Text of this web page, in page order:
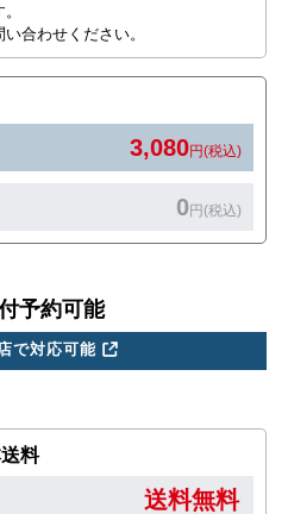
合わせください。
3,080円(税込)
0円(税込)
予約可能
で対応可能
料
送料無料